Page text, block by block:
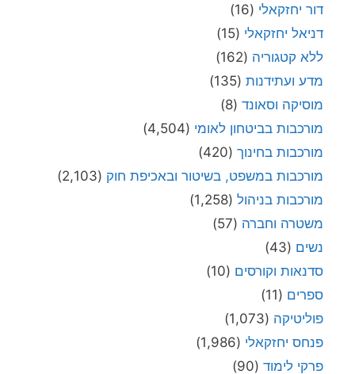
דור יחזקאלי (16)
דניאל יחזקאלי (15)
ללא קטגוריה (162)
מדע ועתידנות (135)
מוסיקה וסאונד (8)
מורכבות בביטחון לאומי (4,504)
מורכבות בחינוך (420)
מורכבות במשפט, בשיטור ובאכיפת חוק (2,103)
מורכבות בניהול (1,258)
משטרה וחברה (57)
נשים (43)
סדנאות וקורסים (10)
ספרים (11)
פוליטיקה (1,073)
פנחס יחזקאלי (1,986)
פרקי לימוד (90)